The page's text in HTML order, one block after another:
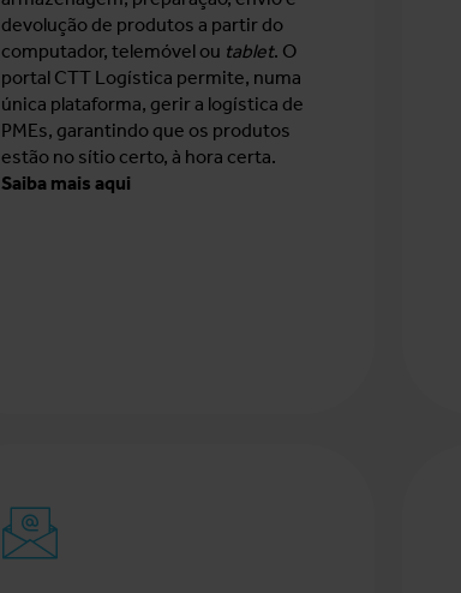
devolução de produtos a partir do
computador, telemóvel ou tablet. O
portal CTT Logística permite, numa
única plataforma, gerir a logística de
PMEs, garantindo que os produtos
estão no sítio certo, à hora certa.
Saiba mais aqui